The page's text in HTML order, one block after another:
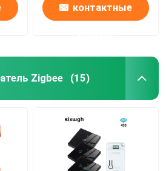
контактные
Zigbee (15)